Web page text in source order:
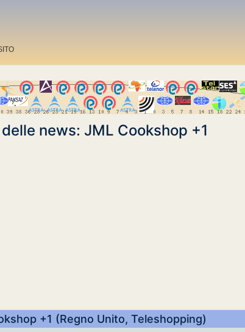
news: JML Cookshop +1
+1 (Regno Unito, Teleshopping)